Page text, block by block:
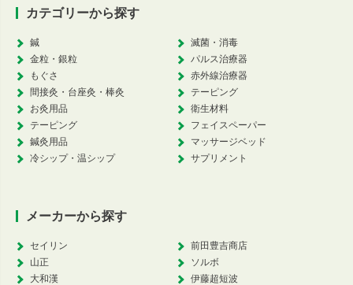
カテゴリーから探す
鍼
金粒・銀粒
もぐさ
間接灸・台座灸・棒灸
お灸用品
テーピング
鍼灸用品
冷シップ・温シップ
滅菌・消毒
パルス治療器
赤外線治療器
テーピング
衛生材料
フェイスペーパー
マッサージベッド
サプリメント
メーカーから探す
セイリン
山正
大和漢
前田豊吉商店
ソルボ
伊藤超短波